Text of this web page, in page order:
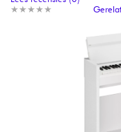
Toetsenbord &
Synths &
Home-studio
★ ★ ★ ★ ★
★ ★ ★ ★ ★